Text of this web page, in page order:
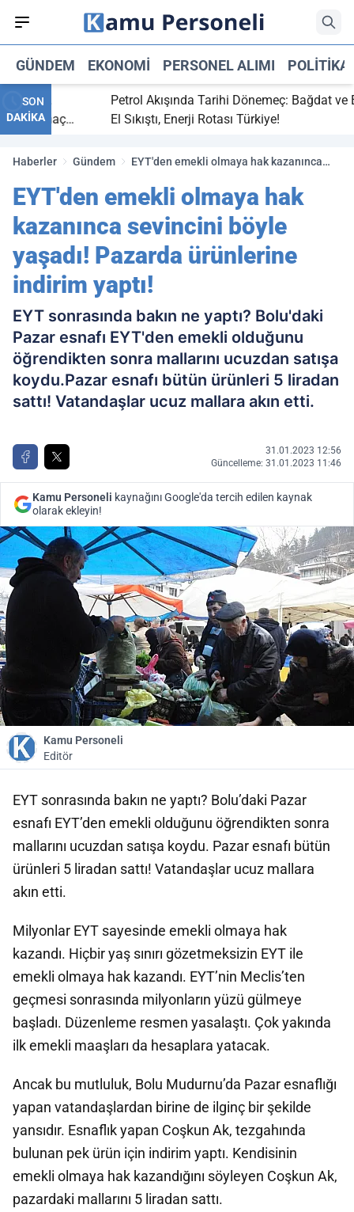
GÜNDEM EKONOMI PERSONEL ALIMI POLITIKA
SON
DAKİKA
bitti,
maç
Petrol Akışında Tarihi Dönemeç: Bağdat ve
El Sıkıştı, Enerji Rotası Türkiye!
Haberler Gündem
EYT'den emekli olmaya hak kazanınca
ürünlerine indirim yaptı!
EYT'den emekli olmaya hak
kazanınca sevincini böyle
yaşadı! Pazarda ürünlerine
indirim yaptı!
EYT sonrasında bakın ne yaptı? Bolu'daki
Pazar esnafı EYT'den emekli olduğunu
öğrendikten sonra mallarını ucuzdan satışa
koydu.Pazar esnafı bütün ürünleri 5 liradan
sattı! Vatandaşlar ucuz mallara akın etti.
31.01.2023 12:56
Güncelleme: 31.01.2023 11:46
Kamu Personeli kaynağını Google'da tercih edilen kaynak
olarak ekleyin!
Kamu Personeli
Editör
EYT sonrasında bakın ne yaptı? Bolu’daki Pazar
esnafı EYT’den emekli olduğunu öğrendikten sonra
mallarını ucuzdan satışa koydu. Pazar esnafı bütün
ürünleri 5 liradan sattı! Vatandaşlar ucuz mallara
akın etti.
Milyonlar EYT sayesinde emekli olmaya hak
kazandı. Hiçbir yaş sınırı gözetmeksizin EYT ile
emekli olmaya hak kazandı. EYT’nin Meclis’ten
geçmesi sonrasında milyonların yüzü gülmeye
başladı. Düzenleme resmen yasalaştı. Çok yakında
ilk emekli maaşları da hesaplara yatacak.
Ancak bu mutluluk, Bolu Mudurnu’da Pazar esnaflığı
yapan vatandaşlardan birine de ilginç bir şekilde
yansıdır. Esnaflık yapan Coşkun Ak, tezgahında
bulunan pek ürün için indirim yaptı. Kendisinin
emekli olmaya hak kazandığını söyleyen Coşkun Ak,
pazardaki mallarını 5 liradan sattı.